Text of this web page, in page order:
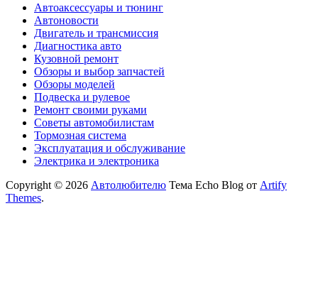
Автоаксессуары и тюнинг
Автоновости
Двигатель и трансмиссия
Диагностика авто
Кузовной ремонт
Обзоры и выбор запчастей
Обзоры моделей
Подвеска и рулевое
Ремонт своими руками
Советы автомобилистам
Тормозная система
Эксплуатация и обслуживание
Электрика и электроника
Copyright © 2026 Автолюбителю Тема Echo Blog от Artify
Themes.